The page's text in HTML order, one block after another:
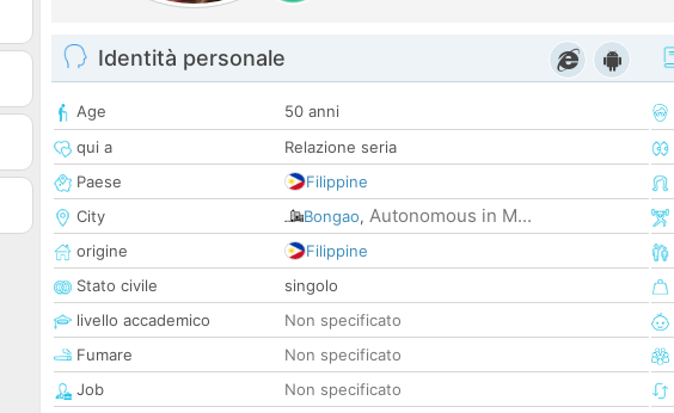
Identità personale
Age
50 anni
qui a
Relazione seria
Paese
Filippine
City
Bongao, Autonomous in M...
origine
Filippine
Stato civile
singolo
livello accademico
Non specificato
Fumare
Non specificato
Job
Non specificato